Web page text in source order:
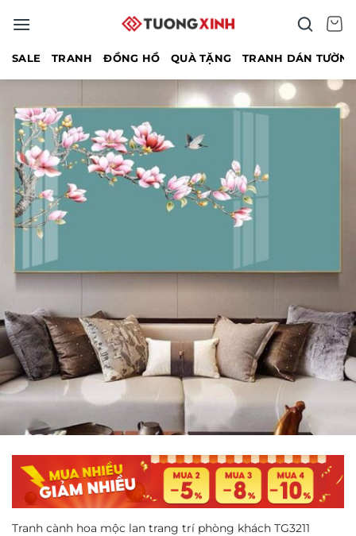
qua
SALE TRANH ĐỒNG HỒ QUÀ TẶNG TRANH DÁN
Tranh cành hoa mộc lan trang trí phòng khách TG3211